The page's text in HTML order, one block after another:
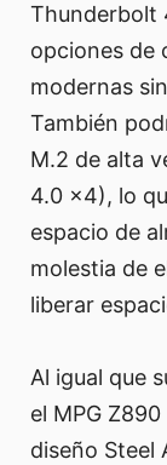
Thunderbolt
opciones de
modernas
También
M.2 de alta
4.0 x4), lo
espacio de
molestia de
liberar
Al igual que
el MPG
diseño Steel